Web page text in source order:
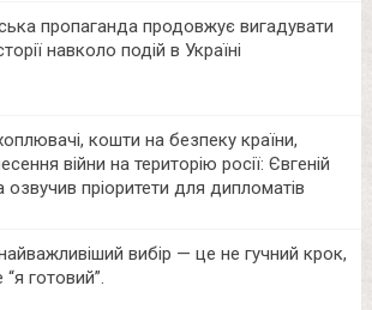
пропаганда продовжує вигадувати
навколо подій в Україні
кошти на безпеку країни,
війни на територію росії: Євгеній
озвучив пріоритети для дипломатів
найважливіший вибір — це не гучний крок,
“я готовий”.